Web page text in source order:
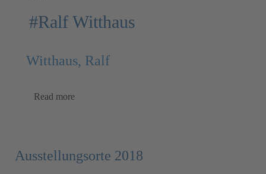
#Ralf Witthaus
Witthaus, Ralf
Read more
Ausstellungsorte 2018